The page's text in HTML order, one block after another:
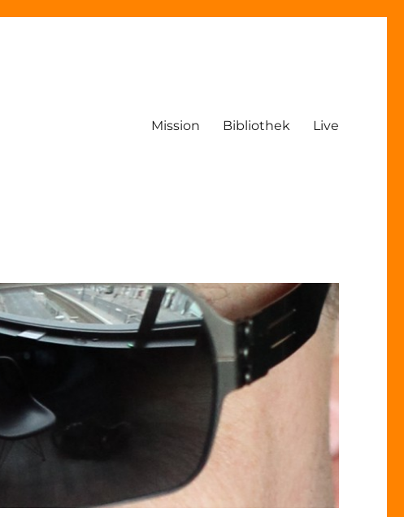
Mission Bibliothek Live